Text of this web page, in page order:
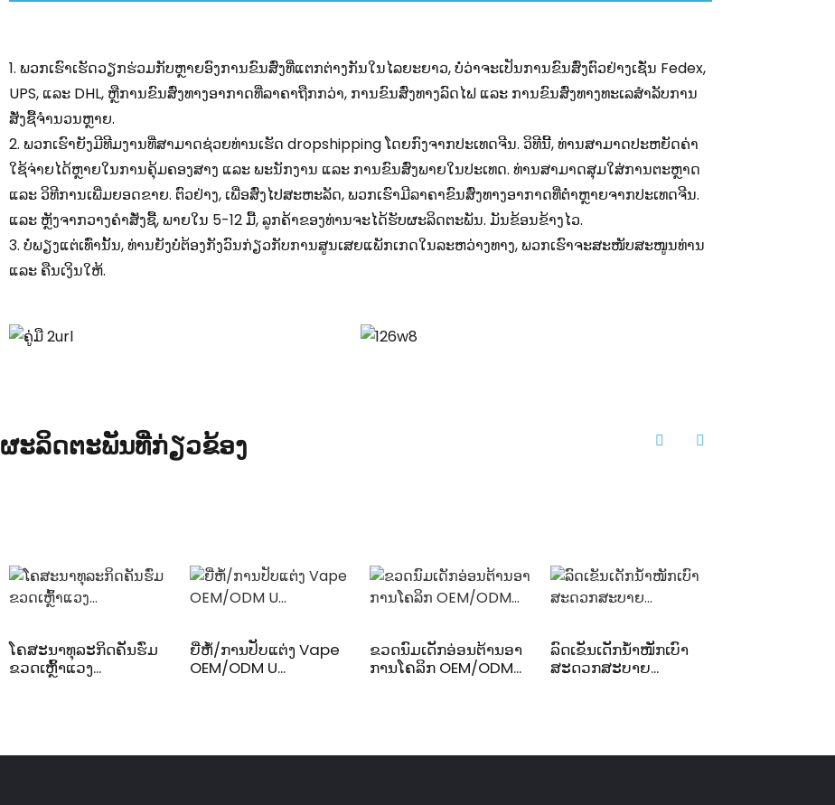
1. ພວກເຮົາເຮັດວຽກຮ່ວມກັບຫຼາຍອົງການຂົນສົ່ງທີ່ແຕກຕ່າງກັນໃນໄລຍະຍາວ, ບໍ່ວ່າຈະເປັນການຂົນສົ່ງຕົວຢ່າງເຊັ່ນ Fedex,
UPS, ແລະ DHL, ຫຼືການຂົນສົ່ງທາງອາກາດທີ່ລາຄາຖືກກວ່າ, ການຂົນສົ່ງທາງລົດໄຟ ແລະ ການຂົນສົ່ງທາງທະເລສຳລັບການ
ສັ່ງຊື້ຈຳນວນຫຼາຍ.
2. ພວກເຮົາຍັງມີທີມງານທີ່ສາມາດຊ່ວຍທ່ານເຮັດ dropshipping ໂດຍກົງຈາກປະເທດຈີນ. ວິທີນີ້, ທ່ານສາມາດປະຫຍັດຄ່າ
ໃຊ້ຈ່າຍໄດ້ຫຼາຍໃນການຄຸ້ມຄອງສາງ ແລະ ພະນັກງານ ແລະ ການຂົນສົ່ງພາຍໃນປະເທດ. ທ່ານສາມາດສຸມໃສ່ການຕະຫຼາດ
ແລະ ວິທີການເພີ່ມຍອດຂາຍ. ຕົວຢ່າງ, ເພື່ອສົ່ງໄປສະຫະລັດ, ພວກເຮົາມີລາຄາຂົນສົ່ງທາງອາກາດທີ່ຕໍ່າຫຼາຍຈາກປະເທດຈີນ.
ແລະ ຫຼັງຈາກວາງຄໍາສັ່ງຊື້, ພາຍໃນ 5-12 ມື້, ລູກຄ້າຂອງທ່ານຈະໄດ້ຮັບຜະລິດຕະພັນ. ມັນຂ້ອນຂ້າງໄວ.
3. ບໍ່ພຽງແຕ່ເທົ່ານັ້ນ, ທ່ານຍັງບໍ່ຕ້ອງກັງວົນກ່ຽວກັບການສູນເສຍແພັກເກດໃນລະຫວ່າງທາງ, ພວກເຮົາຈະສະໜັບສະໜູນທ່ານ
ແລະ ຄືນເງິນໃຫ້.
ຜະລິດຕະພັນທີ່ກ່ຽວຂ້ອງ
ໂຄສະນາທຸລະກິດຄັນຮົ່ມ
ຂວດເຫຼົ້າແວງ...
ຍີ່ຫໍ້/ການປັບແຕ່ງ Vape
OEM/ODM U...
ຂວດນົມເດັກອ່ອນຕ້ານອາ
ການໂຄລິກ OEM/ODM...
ລົດເຂັນເດັກນ້ຳໜັກເບົາ
ສະດວກສະບາຍ...